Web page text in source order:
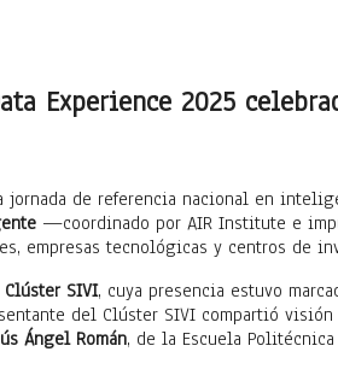
Experience 2025
jornada de referencia nacional en
—coordinado por AIR Institute e
empresas tecnológicas y centros de
Clúster SIVI, cuya presencia estuvo
del Clúster SIVI compartió
Ángel Román, de la Escuela